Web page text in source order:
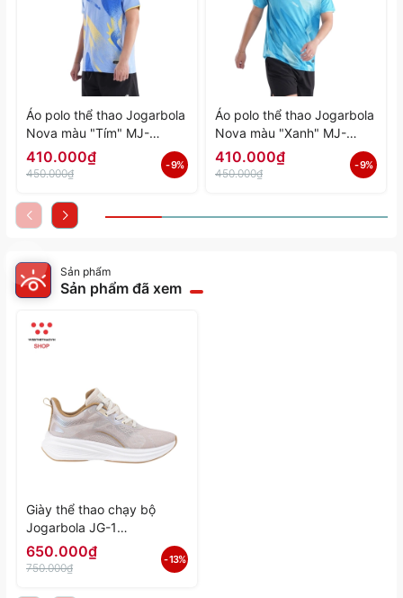
Áo polo thể thao Jogarbola
Nova màu "Tím" MJ-
A4197-04 - Hàng Chính
Hãng
410.000₫
450.000₫
- 9%
Áo polo thể thao Jogarbola
Nova màu "Xanh" MJ-
A4197-03 - Hàng Chính
Hãng
410.000₫
450.000₫
- 9%
Sản phẩm
Sản phẩm đã xem
Giày thể thao chạy bộ
Jogarbola JG-1
"White/Yellow" JG-1-03 -
Hàng Chính Hãng
650.000₫
750.000₫
- 13%